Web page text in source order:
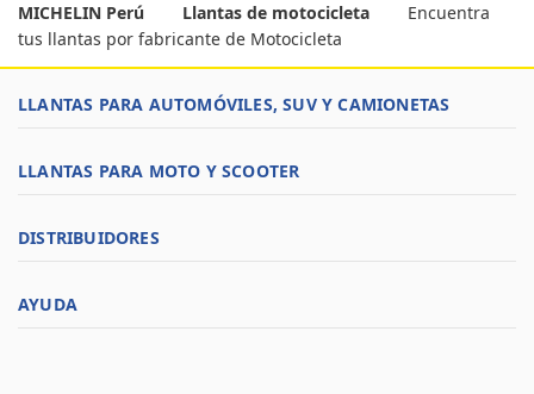
MICHELIN Perú Llantas de motocicleta
Encuentra
tus llantas por fabricante de Motocicleta
LLANTAS PARA AUTOMÓVILES, SUV Y CAMIONETAS
LLANTAS PARA MOTO Y SCOOTER
DISTRIBUIDORES
AYUDA